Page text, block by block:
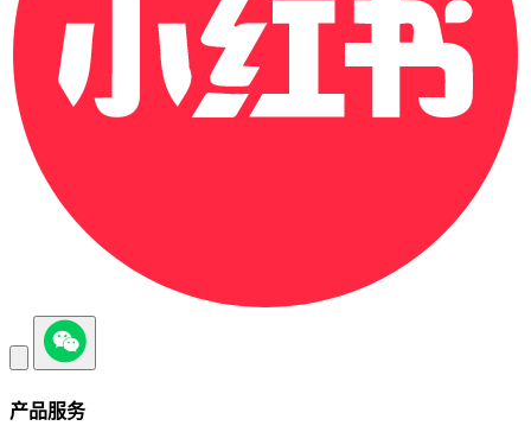
产品服务